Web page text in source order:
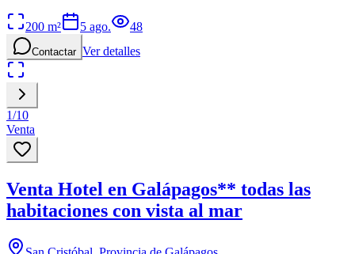
200 m² 5 ago. 48
Contactar Ver detalles
1/10
Venta
Venta Hotel en Galápagos** todas las
habitaciones con vista al mar